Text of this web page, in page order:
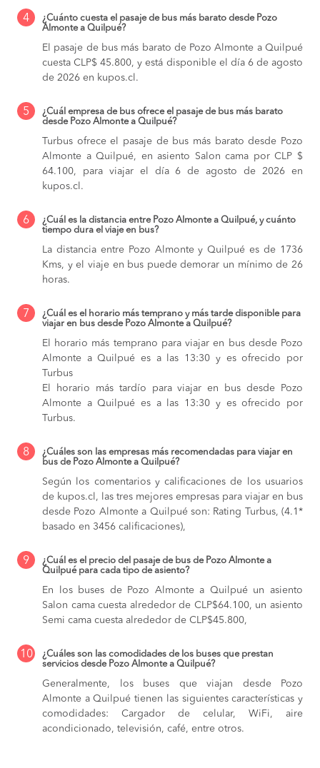
4
¿Cuánto cuesta el pasaje de bus más barato desde Pozo
Almonte a Quilpué?
El pasaje de bus más barato de Pozo Almonte a Quilpué
cuesta CLP$ 45.800, y está disponible el día 6 de agosto
de 2026 en kupos.cl.
5
¿Cuál empresa de bus ofrece el pasaje de bus más barato
desde Pozo Almonte a Quilpué?
Turbus ofrece el pasaje de bus más barato desde Pozo
Almonte a Quilpué, en asiento Salon cama por CLP $
64.100, para viajar el día 6 de agosto de 2026 en
kupos.cl.
6
¿Cuál es la distancia entre Pozo Almonte a Quilpué, y cuánto
tiempo dura el viaje en bus?
La distancia entre Pozo Almonte y Quilpué es de 1736
Kms, y el viaje en bus puede demorar un mínimo de 26
horas.
7
¿Cuál es el horario más temprano y más tarde disponible para
viajar en bus desde Pozo Almonte a Quilpué?
El horario más temprano para viajar en bus desde Pozo
Almonte a Quilpué es a las 13:30 y es ofrecido por
Turbus
El horario más tardío para viajar en bus desde Pozo
Almonte a Quilpué es a las 13:30 y es ofrecido por
Turbus.
8
¿Cuáles son las empresas más recomendadas para viajar en
bus de Pozo Almonte a Quilpué?
Según los comentarios y calificaciones de los usuarios
de kupos.cl, las tres mejores empresas para viajar en bus
desde Pozo Almonte a Quilpué son: Rating Turbus, (4.1*
basado en 3456 calificaciones),
9
¿Cuál es el precio del pasaje de bus de Pozo Almonte a
Quilpué para cada tipo de asiento?
En los buses de Pozo Almonte a Quilpué un asiento
Salon cama cuesta alrededor de CLP$64.100, un asiento
Semi cama cuesta alrededor de CLP$45.800,
10
¿Cuáles son las comodidades de los buses que prestan
servicios desde Pozo Almonte a Quilpué?
Generalmente, los buses que viajan desde Pozo
Almonte a Quilpué tienen las siguientes características y
comodidades: Cargador de celular, WiFi, aire
acondicionado, televisión, café, entre otros.